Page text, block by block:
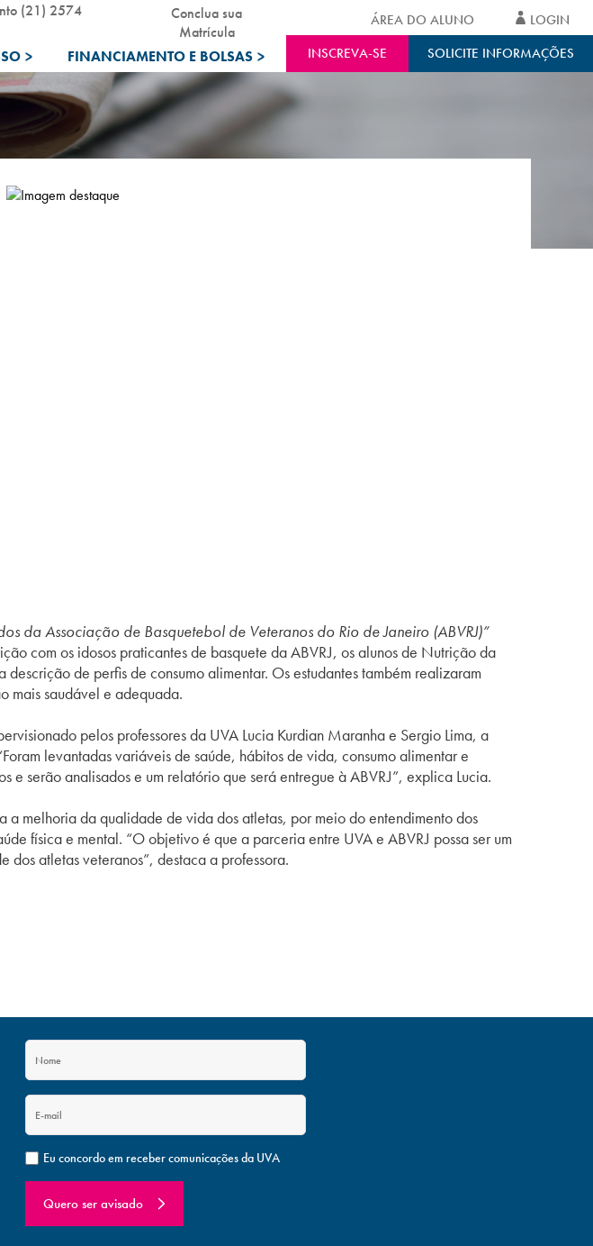
> FINANCIAMENTO E BOLSAS >
(21) 2574
Conclua sua
Matrícula
INSCREVA-SE SOLICITE INFORMAÇÕES
ÁREA DO ALUNO LOGIN
da Associação de Basquetebol de Veteranos do Rio de Janeiro (ABVRJ)”
com os idosos praticantes de basquete da ABVRJ, os alunos de Nutrição da
de perfis de consumo alimentar. Os estudantes também realizaram
mais saudável e adequada.
pelos professores da UVA Lucia Kurdian Maranha e Sergio Lima, a
levantadas variáveis de saúde, hábitos de vida, consumo alimentar e
e serão analisados e um relatório que será entregue à ABVRJ”, explica Lucia.
a melhoria da qualidade de vida dos atletas, por meio do entendimento dos
física e mental. “O objetivo é que a parceria entre UVA e ABVRJ possa ser um
atletas veteranos”, destaca a professora.
Eu concordo em receber comunicações da UVA
Quero ser avisado